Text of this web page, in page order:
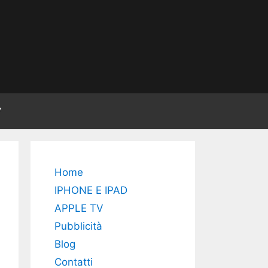
Home
IPHONE E IPAD
APPLE TV
Pubblicità
Blog
Contatti